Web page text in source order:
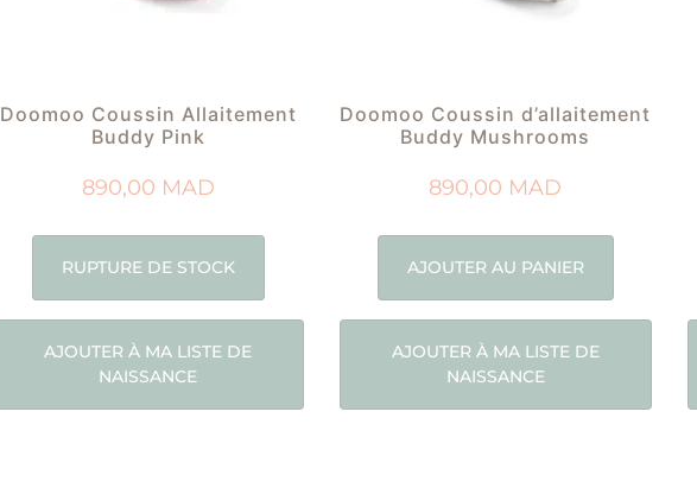
Doomoo Coussin Allaitement
Buddy Pink
890,00 MAD
RUPTURE DE STOCK
AJOUTER À MA LISTE DE
NAISSANCE
Doomoo Coussin d’allaitement
Buddy Mushrooms
890,00 MAD
AJOUTER AU PANIER
AJOUTER À MA LISTE DE
NAISSANCE